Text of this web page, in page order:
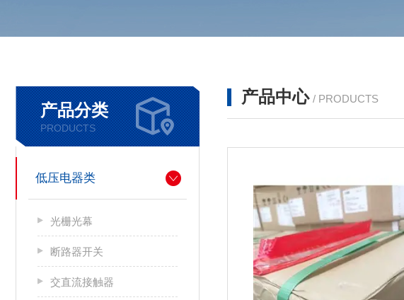
产品分类
PRODUCTS
低压电器类
光栅光幕
断路器开关
交直流接触器
产品中心 / PRODUCTS